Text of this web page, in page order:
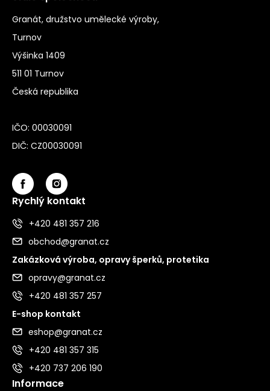
Granát, družstvo umělecké výroby,
Turnov
Výšinka 1409
511 01 Turnov
Česká republika
IČO: 00030091
DIČ: CZ00030091
Rychlý kontakt
+420 481 357 216
obchod@granat.cz
Zakázková výroba, opravy šperků, protetika
opravy@granat.cz
+420 481 357 257
E-shop kontakt
eshop@granat.cz
+420 481 357 315
+420 737 206 190
Informace